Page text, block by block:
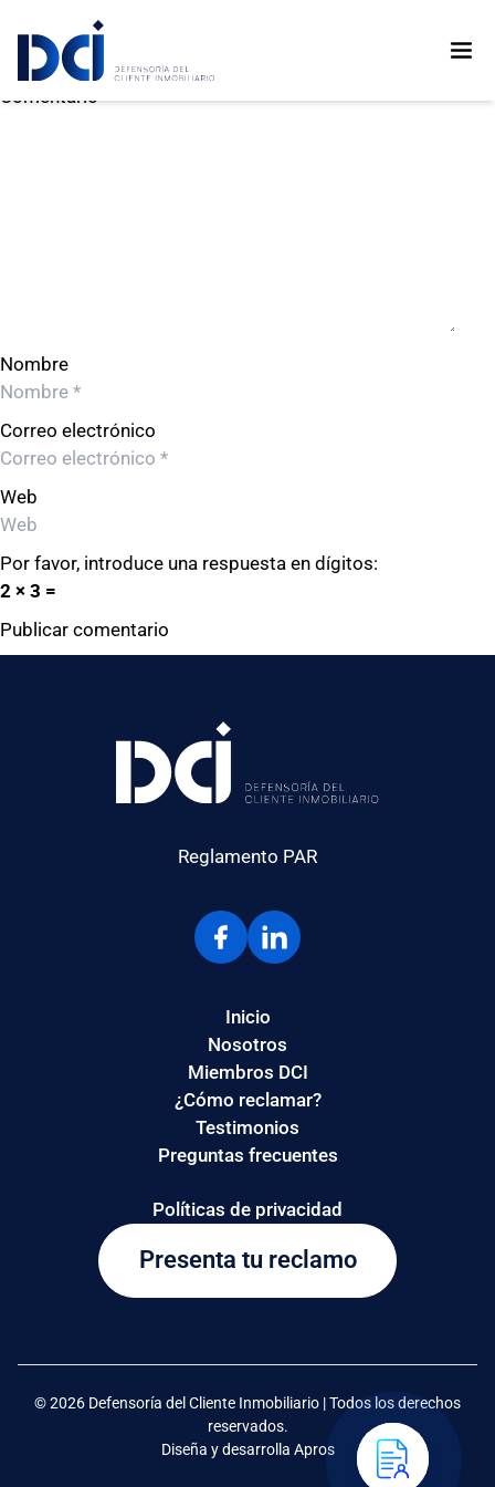
Inmobiliaria Pionero Uno SAC
Deja un comentario
Comentario
Nombre
Correo electrónico
Web
Por favor, introduce una respuesta en dígitos:
2 × 3 =
Reglamento PAR
Presenta tu reclamo
Inicio
Nosotros
Miembros DCI
¿Cómo reclamar?
Testimonios
Preguntas frecuentes
Políticas de privacidad
© 2026 Defensoría del Cliente Inmobiliario | Todos los derechos
reservados.
Diseña y desarrolla Apros